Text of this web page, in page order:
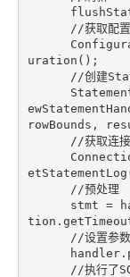
//获取配置
uration();
//创建
rowBounds,
//获取连接
//预处理
//设置参数
//执行了